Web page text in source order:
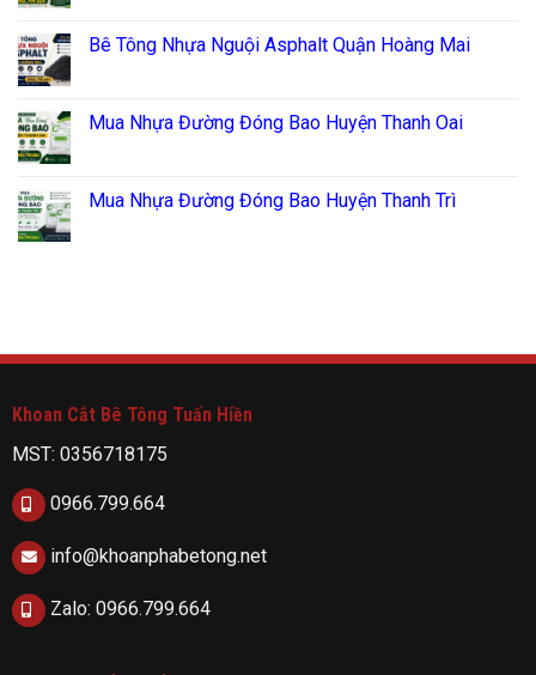
Bê Tông Nhựa Nguội Asphalt Quận Hoàng Mai
Mua Nhựa Đường Đóng Bao Huyện Thanh Oai
Mua Nhựa Đường Đóng Bao Huyện Thanh Trì
Khoan Cắt Bê Tông Tuấn Hiền
MST: 0356718175
0966.799.664
info@khoanphabetong.net
Zalo: 0966.799.664